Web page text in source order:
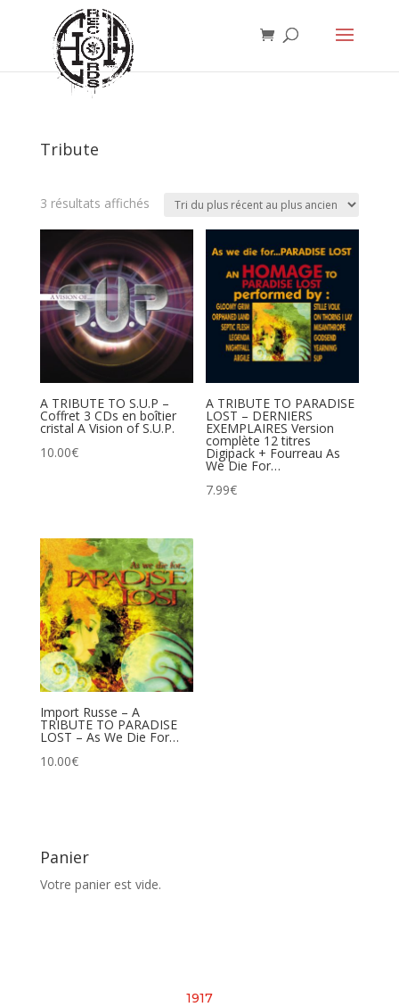
Tribute
3 résultats affichésTrié
plus
récent
au
plus
ancien
A TRIBUTE TO S.U.P –
Coffret 3 CDs en boîtier
cristal A Vision of S.U.P.
10.00€
A TRIBUTE TO PARADISE
LOST – DERNIERS
EXEMPLAIRES Version
complète 12 titres
Digipack + Fourreau As
We Die For…
7.99€
Import Russe – A
TRIBUTE TO PARADISE
LOST – As We Die For…
10.00€
Panier
Votre panier est vide.
1917